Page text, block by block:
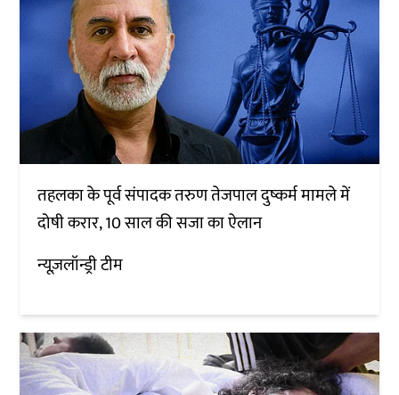
तहलका के पूर्व संपादक तरुण तेजपाल दुष्कर्म मामले में
दोषी करार, 10 साल की सजा का ऐलान
न्यूज़लॉन्ड्री टीम